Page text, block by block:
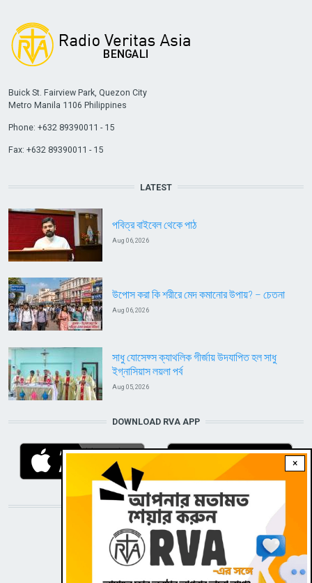
×
Buick St. Fairview Park, Quezon City
Metro Manila 1106 Philippines
Phone: +632 89390011 - 15
Fax: +632 89390011 - 15
LATEST
পবিত্র বাইবেল থেকে পাঠ
Aug 06, 2026
উপোস করা কি শরীরে মেদ কমানোর উপায়? – চেতনা
Aug 06, 2026
সাধু যোসেফ্স ক্যাথলিক গীর্জায় উদযাপিত হল সাধু
ইগ্নাসিয়াস লয়লা পর্ব
Aug 05, 2026
DOWNLOAD RVA APP
STAY CONNECTED WITH US!